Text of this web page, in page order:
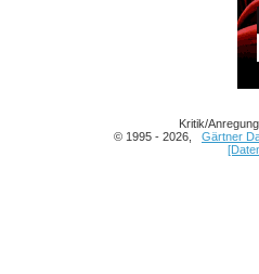
Kritik/
© 1995 - 2026, Gärtner